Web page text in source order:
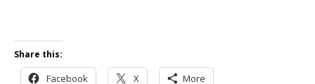
Share this:
Facebook X More